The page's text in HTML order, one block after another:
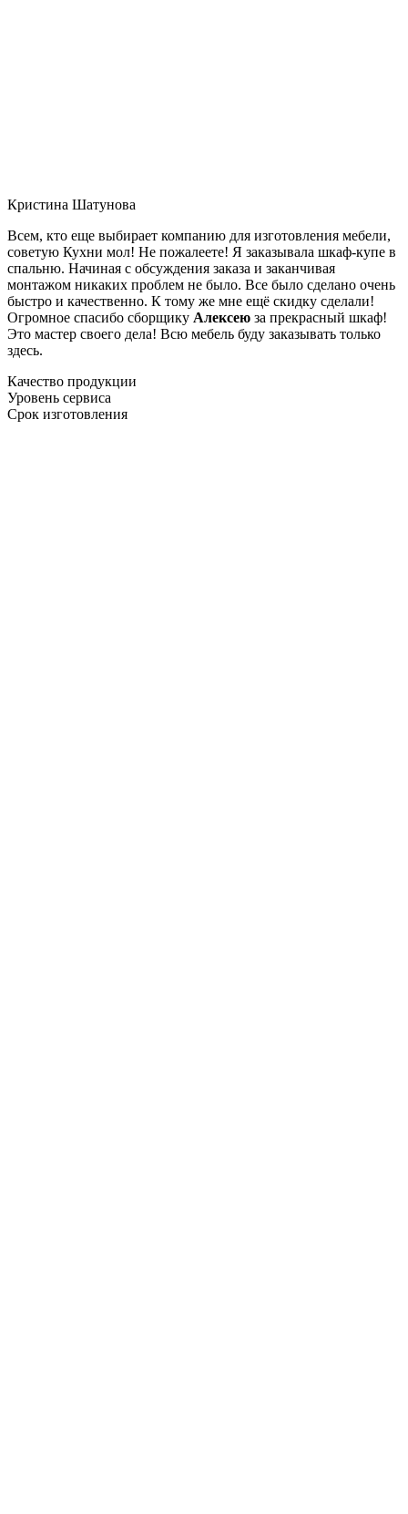
Кристина Шатунова
Всем, кто еще выбирает компанию для изготовления мебели,
советую Кухни мол! Не пожалеете! Я заказывала шкаф-купе в
спальню. Начиная с обсуждения заказа и заканчивая
монтажом никаких проблем не было. Все было сделано очень
быстро и качественно. К тому же мне ещё скидку сделали!
Огромное спасибо сборщику Алексею за прекрасный шкаф!
Это мастер своего дела! Всю мебель буду заказывать только
здесь.
Качество продукции
Уровень сервиса
Срок изготовления